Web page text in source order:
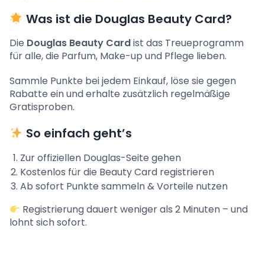
Was ist die Douglas Beauty Card?
Die Douglas Beauty Cardist das Treueprogramm
für alle, die Parfum, Make-up und Pflege lieben.
Sammle Punkte bei jedem Einkauf, löse sie gegen
Rabatte ein und erhalte zusätzlich regelmäßige
Gratisproben.
So einfach geht’s
Zur offiziellen Douglas-Seite gehen
Kostenlos für die Beauty Card registrieren
Ab sofort Punkte sammeln & Vorteile nutzen
Registrierung dauert weniger als 2 Minuten – und
lohnt sich sofort.